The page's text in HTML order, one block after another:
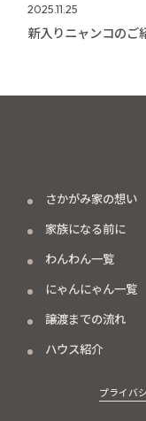
2025.11.25
新入りニャンコのご
さかがみ家の想い
家族になる前に
わんわん一覧
にゃんにゃん一覧
譲渡までの流れ
ハウス紹介
プライバ